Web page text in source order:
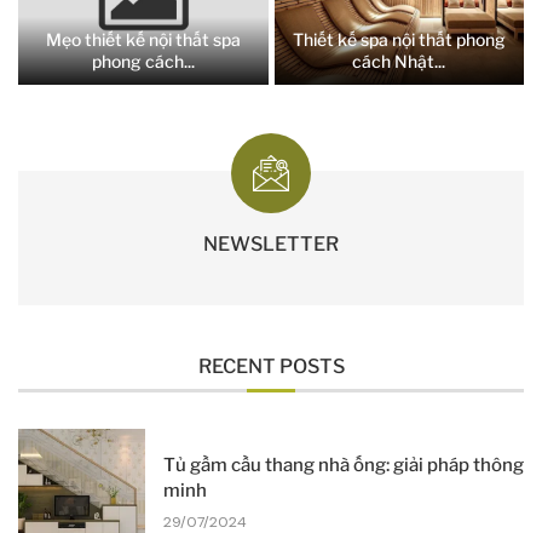
Mẹo thiết kế nội thất spa
phong cách...
Thiết kế spa nội thất phong
cách Nhật...
NEWSLETTER
RECENT POSTS
Tủ gầm cầu thang nhà ống: giải pháp thông
minh
29/07/2024